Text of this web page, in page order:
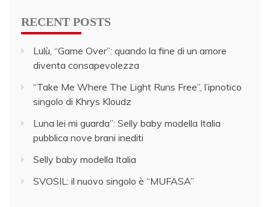
RECENT POSTS
Lulù, “Game Over”: quando la fine di un amore
diventa consapevolezza
“Take Me Where The Light Runs Free”, l’ipnotico
singolo di Khrys Kloudz
Luna lei mi guarda”: Selly baby modella Italia
pubblica nove brani inediti
Selly baby modella Italia
SVOSIL: il nuovo singolo è “MUFASA”